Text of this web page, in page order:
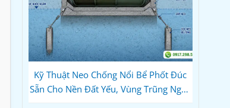
Kỹ Thuật Neo Chống Nổi Bể Phốt Đúc
Sẵn Cho Nền Đất Yếu, Vùng Trũng Ngập